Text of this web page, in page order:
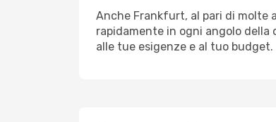
Anche Frankfurt, al pari di molte
rapidamente in ogni angolo
alle tue esigenze e al tuo